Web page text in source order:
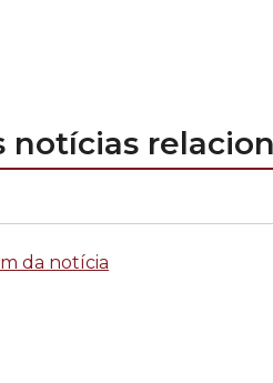
notícias